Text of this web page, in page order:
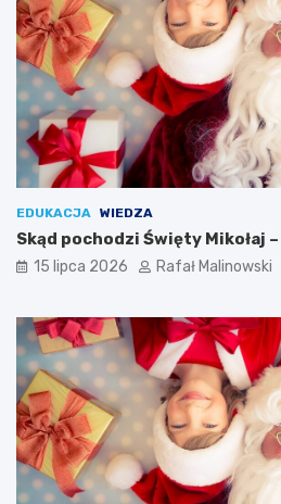
EDUKACJA WIEDZA
Skąd pochodzi Święty Mikołaj
15 lipca 2026 Rafał Malinowski